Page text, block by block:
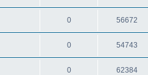
0 56672
0 54743
0 62384